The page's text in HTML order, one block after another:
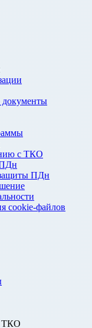
документы
с ТКО
ПДн
ПДн
cookie-файлов
ТКО